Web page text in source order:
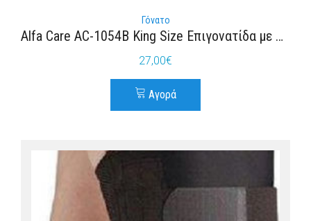
Γόνατο
Alfa Care AC-1054Β King Size Επιγονατίδα με Οπή και Μπανέλες σε Μαύρο χρώμα
27,00€
Αγορά